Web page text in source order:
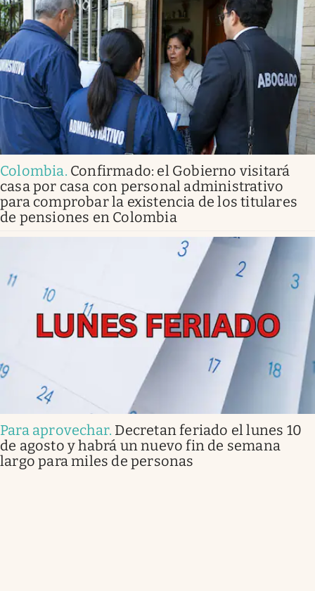
Colombia. Confirmado: el Gobierno visitará
casa por casa con personal administrativo
para comprobar la existencia de los titulares
de pensiones en Colombia
Para aprovechar. Decretan feriado el lunes 10
de agosto y habrá un nuevo fin de semana
largo para miles de personas